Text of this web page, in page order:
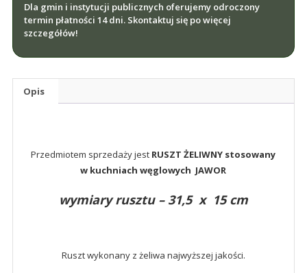
cm
Dla gmin i instytucji publicznych oferujemy odroczony
termin płatności 14 dni. Skontaktuj się po więcej
szczegółów!
Opis
Przedmiotem sprzedaży jest RUSZT ŻELIWNY stosowany
w kuchniach węglowych JAWOR
wymiary rusztu – 31,5 x 15 cm
Ruszt wykonany z żeliwa najwyższej jakości.